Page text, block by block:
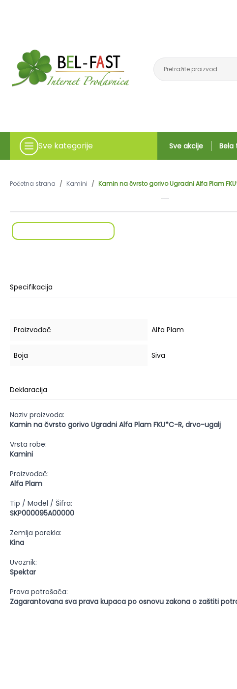
Sve kategorije Sve akcije Bela
Početna strana / Kamini / Kamin na čvrsto gorivo Ugradni Alfa Plam
Specifikacija
Proizvođač Alfa Plam
Boja Siva
Deklaracija
Naziv proizvoda:
Kamin na čvrsto gorivo Ugradni Alfa Plam FKU*C-R, drvo-ugalj
Vrsta robe:
Kamini
Proizvođač:
Alfa Plam
Tip / Model / Šifra:
SKP000095A00000
Zemlja porekla:
Kina
Uvoznik:
Spektar
Prava potrošača:
Zagarantovana sva prava kupaca po osnovu zakona o zaštiti